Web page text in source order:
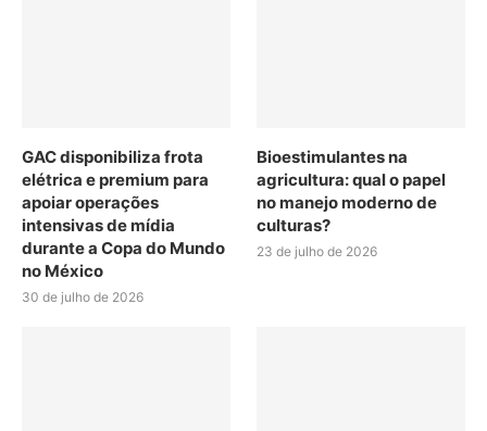
GAC disponibiliza frota
elétrica e premium para
apoiar operações
intensivas de mídia
durante a Copa do Mundo
no México
30 de julho de 2026
Bioestimulantes na
agricultura: qual o papel
no manejo moderno de
culturas?
23 de julho de 2026